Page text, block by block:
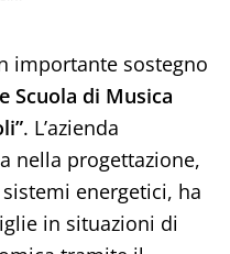
importante sostegno
Scuola di Musica
. L’azienda
nella progettazione,
energetici, ha
in situazioni di